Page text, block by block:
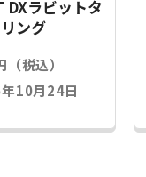
DXラビットタ
ング
税込）
10月24日